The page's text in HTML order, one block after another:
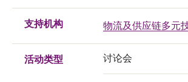
支持机构 物流及供应链多元
活动类型 讨论会